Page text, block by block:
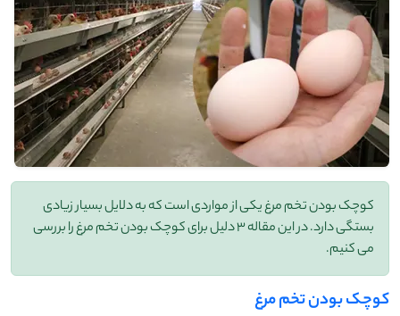
کوچک بودن تخم مرغ یکی از مواردی است که به دلایل بسیار زیادی
بستگی دارد. در این مقاله 3 دلیل برای کوچک بودن تخم مرغ را بررسی
می کنیم.
کوچک بودن تخم مرغ